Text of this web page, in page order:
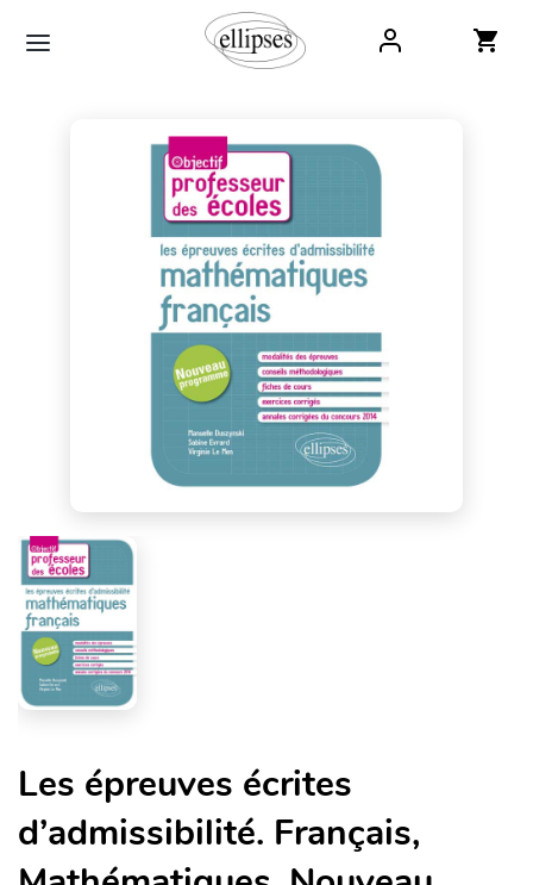
Les épreuves écrites
d’admissibilité. Français,